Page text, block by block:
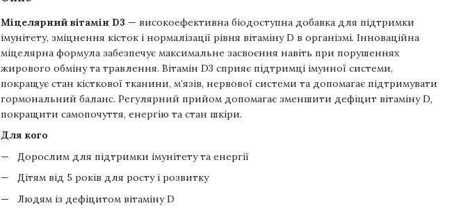
Міцелярний вітамін D3 — високоефективна біодоступна добавка для підтримки
імунітету, зміцнення кісток і нормалізації рівня вітаміну D в організмі. Інноваційна
міцелярна формула забезпечує максимальне засвоєння навіть при порушеннях
жирового обміну та травлення. Вітамін D3 сприяє підтримці імунної системи,
покращує стан кісткової тканини, м’язів, нервової системи та допомагає підтримувати
гормональний баланс. Регулярний прийом допомагає зменшити дефіцит вітаміну D,
покращити самопочуття, енергію та стан шкіри.
Для кого
Дорослим для підтримки імунітету та енергії
Дітям від 5 років для росту і розвитку
Людям із дефіцитом вітаміну D